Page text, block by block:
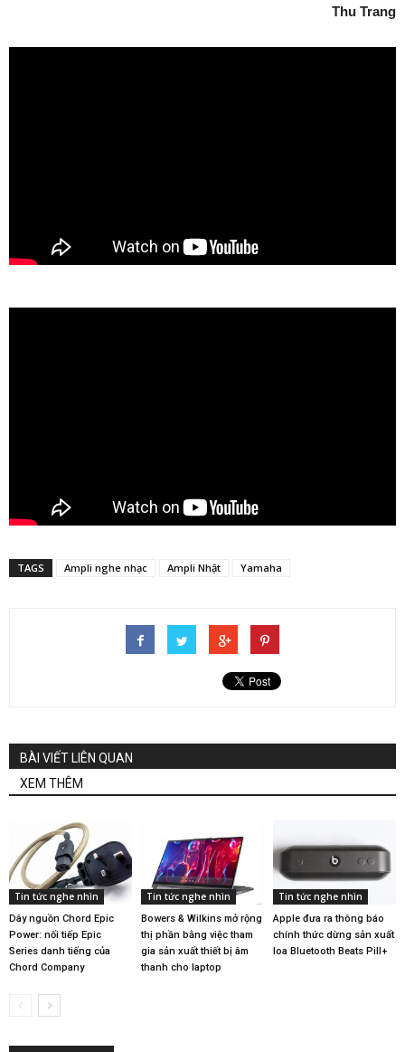
Thu Trang
TAGS Ampli nghe nhạc Ampli Nhật Yamaha
BÀI VIẾT LIÊN QUAN
XEM THÊM
Tin tức nghe nhìn
Dây nguồn Chord Epic
Power: nối tiếp Epic
Series danh tiếng của
Chord Company
Tin tức nghe nhìn
Bowers & Wilkins mở rộng
thị phần bằng việc tham
gia sản xuất thiết bị âm
thanh cho laptop
Tin tức nghe nhìn
Apple đưa ra thông báo
chính thức dừng sản xuất
loa Bluetooth Beats Pill+